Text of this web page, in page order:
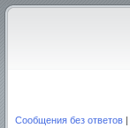
Сообщения без ответов |